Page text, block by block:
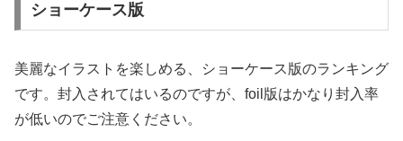
ショーケース版
美麗なイラストを楽しめる、ショーケース版のランキング
です。封入されてはいるのですが、foil版はかなり封入率
が低いのでご注意ください。